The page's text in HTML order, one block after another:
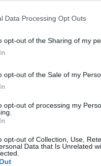
Data Processing Opt Outs
opt-out of the Sharing of my
opt-out of the Sale of my
opt-out of processing my
opt-out of Collection, Use,
Data that Is Unrelated
πάνω από 70
χώρα στην
τον Καθεδρικό Ναό
κι άλλους
σνίτσελ μέσα σε